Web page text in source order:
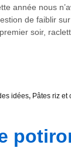
année nous
de faiblir
soir,
idées, Pâtes riz et